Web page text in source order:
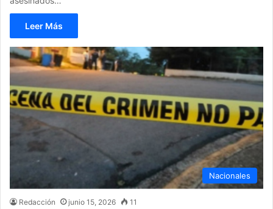
Leer Más
Nacionales
Redacción junio 15, 2026 11